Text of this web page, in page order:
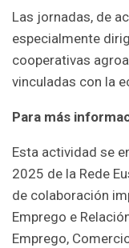
Las jornadas, de
especialmente
cooperativas
vinculadas con la
Para más
Esta actividad se
2025 de la Rede
de colaboración
Emprego e
Emprego,